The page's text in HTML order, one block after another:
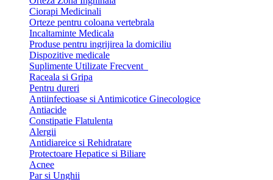
Ciorapi Medicinali
Orteze pentru coloana vertebrala
Incaltaminte Medicala
Produse pentru ingrijirea la domiciliu
Dispozitive medicale
Suplimente Utilizate Frecvent
Raceala si Gripa
Pentru dureri
Antiinfectioase si Antimicotice Ginecologice
Antiacide
Constipatie Flatulenta
Alergii
Antidiareice si Rehidratare
Protectoare Hepatice si Biliare
Acnee
Par si Unghii